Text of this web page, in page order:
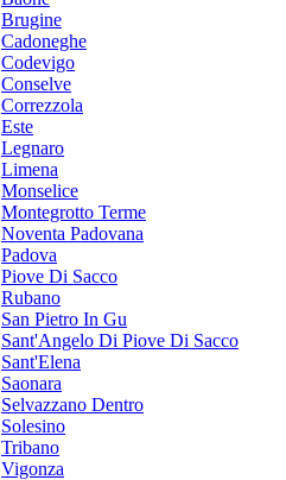
Brugine
Cadoneghe
Codevigo
Conselve
Correzzola
Este
Legnaro
Limena
Monselice
Montegrotto Terme
Noventa Padovana
Padova
Piove Di Sacco
Rubano
San Pietro In Gu
Sant'Angelo Di Piove Di Sacco
Sant'Elena
Saonara
Selvazzano Dentro
Solesino
Tribano
Vigonza